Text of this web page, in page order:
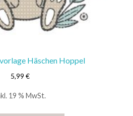
Häschen Hoppel
5,99 €
19 % MwSt.